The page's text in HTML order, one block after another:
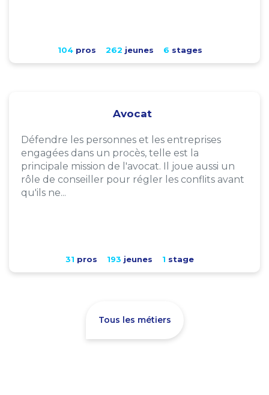
104pros 262 jeunes 6 stages
Avocat
Défendre les personnes et les entreprises
engagées dans un procès, telle est la
principale mission de l'avocat. Il joue aussi un
rôle de conseiller pour régler les conflits avant
qu'ils ne...
31 pros 193 jeunes 1 stage
Tous les métiers